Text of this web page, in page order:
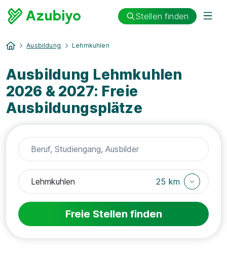
Stellen finden
Ausbildung Lehmkuhlen
Ausbildung Lehmkuhlen
2026 & 2027: Freie
Ausbildungsplätze
25 km
Freie Stellen finden